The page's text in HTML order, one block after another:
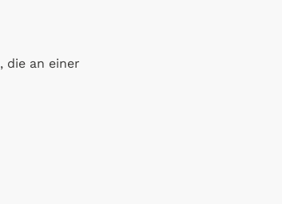
, die an einer